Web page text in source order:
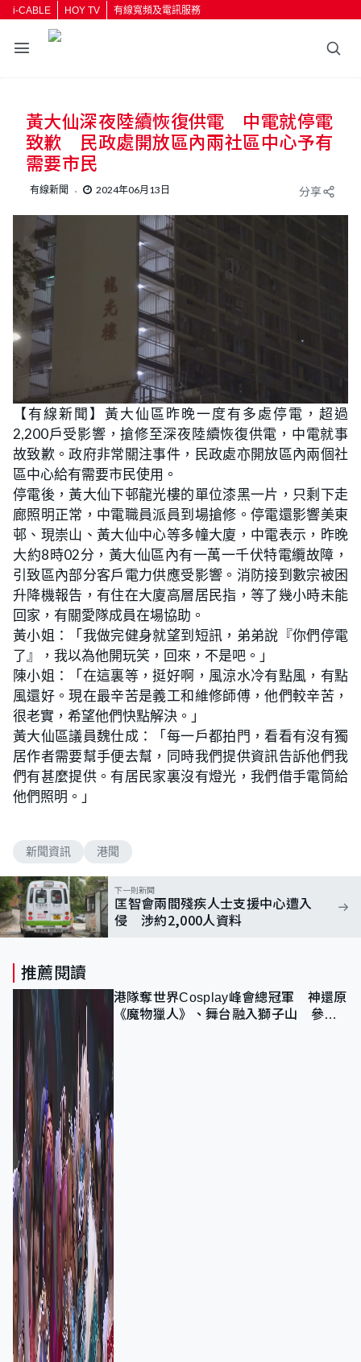
i-CABLE HOY TV 有線寬頻及電訊服務
黃大仙深夜陸續恢復供電 中電就停電
致歉 民政處開放區內兩社區中心予有
需要市民
有線新聞 2024年06月13日 分享
【有線新聞】黃大仙區昨晚一度有多處停電，超過
2,200戶受影響，搶修至深夜陸續恢復供電，中電就事
故致歉。政府非常關注事件，民政處亦開放區內兩個社
區中心給有需要市民使用。
停電後，黃大仙下邨龍光樓的單位漆黑一片，只剩下走
廊照明正常，中電職員派員到場搶修。停電還影響美東
邨、現崇山、黃大仙中心等多幢大廈，中電表示，昨晚
大約8時02分，黃大仙區內有一萬一千伏特電纜故障，
引致區內部分客戶電力供應受影響。消防接到數宗被困
升降機報告，有住在大廈高層居民指，等了幾小時未能
回家，有關愛隊成員在場協助。
黃小姐：「我做完健身就望到短訊，弟弟說『你們停電
了』，我以為他開玩笑，回來，不是吧。」
陳小姐：「在這裏等，挺好啊，風涼水冷有點風，有點
風還好。現在最辛苦是義工和維修師傅，他們較辛苦，
很老實，希望他們快點解決。」
黃大仙區議員魏仕成：「每一戶都拍門，看看有沒有獨
居作者需要幫手便去幫，同時我們提供資訊告訴他們我
們有甚麼提供。有居民家裏沒有燈光，我們借手電筒給
他們照明。」
新聞資訊 港聞
下一則新聞
匡智會兩間殘疾人士支援中心遭入
侵 涉約2,000人資料
推薦閱讀
港隊奪世界Cosplay峰會總冠軍 神還原
《魔物獵人》、舞台融入獅子山 參賽